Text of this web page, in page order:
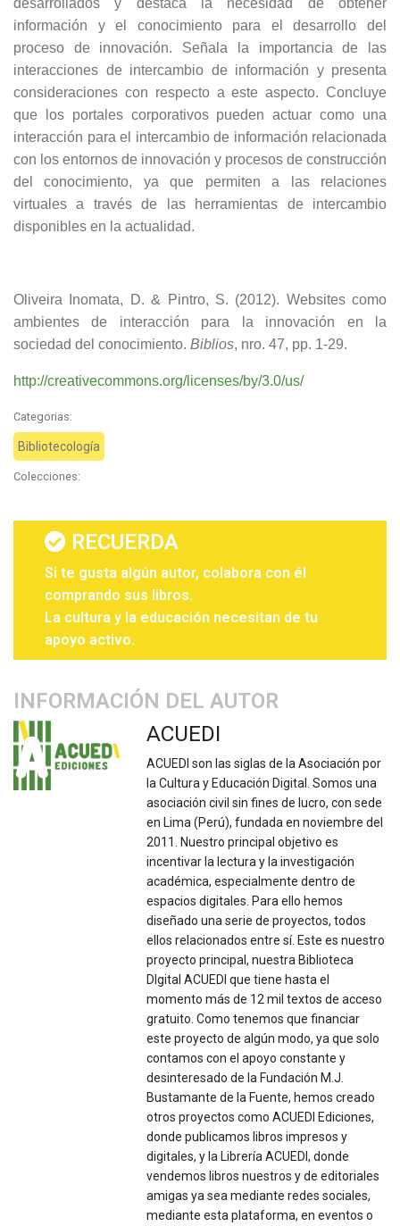
desarrollados y destaca la necesidad de obtener
información y el conocimiento para el desarrollo del
proceso de innovación. Señala la importancia de las
interacciones de intercambio de información y presenta
consideraciones con respecto a este aspecto. Concluye
que los portales corporativos pueden actuar como una
interacción para el intercambio de información relacionada
con los entornos de innovación y procesos de construcción
del conocimiento, ya que permiten a las relaciones
virtuales a través de las herramientas de intercambio
disponibles en la actualidad.
Oliveira Inomata, D. & Pintro, S. (2012). Websites como
ambientes de interacción para la innovación en la
sociedad del conocimiento. Biblios, nro. 47, pp. 1-29.
http://creativecommons.org/licenses/by/3.0/us/
Categorias:
Bibliotecología
Colecciones:
RECUERDA
Si te gusta algún autor, colabora con él
comprando sus libros.
La cultura y la educación necesitan de tu
apoyo activo.
INFORMACIÓN DEL AUTOR
ACUEDI
ACUEDI son las siglas de la Asociación por
la Cultura y Educación Digital. Somos una
asociación civil sin fines de lucro, con sede
en Lima (Perú), fundada en noviembre del
2011. Nuestro principal objetivo es
incentivar la lectura y la investigación
académica, especialmente dentro de
espacios digitales. Para ello hemos
diseñado una serie de proyectos, todos
ellos relacionados entre sí. Este es nuestro
proyecto principal, nuestra Biblioteca
DIgital ACUEDI que tiene hasta el
momento más de 12 mil textos de acceso
gratuito. Como tenemos que financiar
este proyecto de algún modo, ya que solo
contamos con el apoyo constante y
desinteresado de la Fundación M.J.
Bustamante de la Fuente, hemos creado
otros proyectos como ACUEDI Ediciones,
donde publicamos libros impresos y
digitales, y la Librería ACUEDI, donde
vendemos libros nuestros y de editoriales
amigas ya sea mediante redes sociales,
mediante esta plataforma, en eventos o